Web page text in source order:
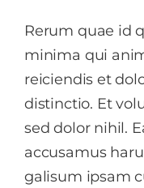
Rerum quae id
minima qui
reiciendis et
distinctio. Et
sed dolor nihil.
accusamus
galisum ipsam